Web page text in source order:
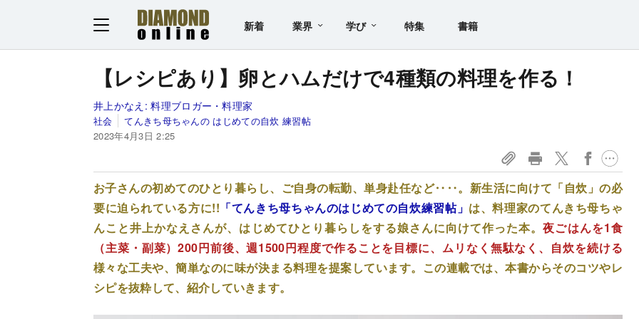
新着 業界 学び 特集 書籍
【レシピあり】卵とハムだけで4種類の料理を作る！
井上かなえ:料理ブロガー・料理家
社会
てんきち母ちゃんの はじめての自炊 練習帖
2023年4月3日 2:25
お子さんの初めてのひとり暮らし、ご自身の転勤、単身赴任など‥‥。新生活に向けて「自炊」の必
要に迫られている方に!! 「てんきち母ちゃんのはじめての自炊練習帖」 は、料理家のてんきち母ちゃ
んこと井上かなえさんが、はじめてひとり暮らしをする娘さんに向けて作った本。夜ごはんを1食
（主菜・副菜）200円前後、週1500円程度で作ることを目標に、ムリなく無駄なく、自炊を続ける
様々な工夫や、簡単なのに味が決まる料理を提案しています。この連載では、本書からそのコツやレ
シピを抜粋して、紹介していきます。